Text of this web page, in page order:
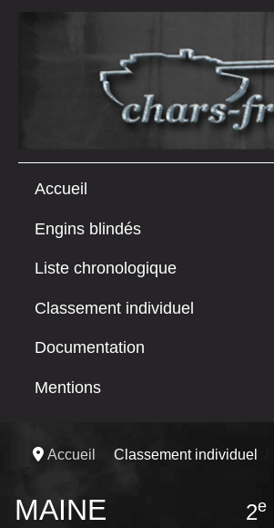
Accueil
Engins blindés
Liste chronologique
Classement individuel
Documentation
Mentions
Accueil Classement individuel
MAINE 2e